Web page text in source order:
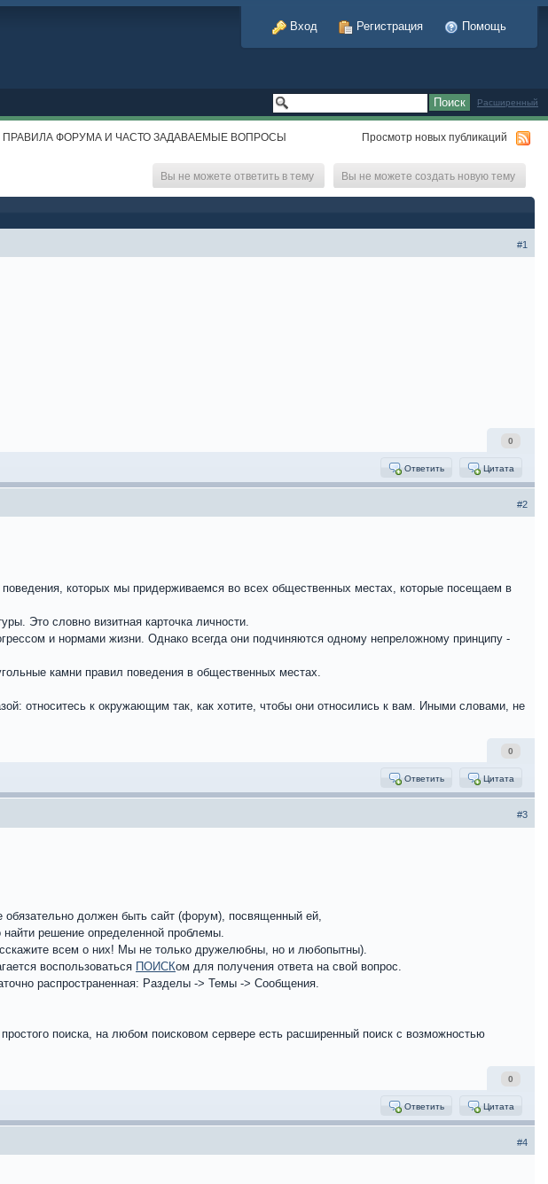
Вход Регистрация Помощь
Расширенный
ПРАВИЛА ФОРУМА И ЧАСТО ЗАДАВАЕМЫЕ ВОПРОСЫ Просмотр новых публикаций
Вы не можете создать новую тему
Вы не можете ответить в тему
#1
0
Цитата
Ответить
#2
которых мы придерживаемся во всех общественных местах, которые посещаем в
Это словно визитная карточка личности.
и нормами жизни. Однако всегда они подчиняются одному непреложному принципу -
камни правил поведения в общественных местах.
относитесь к окружающим так, как хотите, чтобы они относились к вам. Иными словами, не
0
Цитата
Ответить
#3
должен быть сайт (форум), посвященный ей,
решение определенной проблемы.
всем о них! Мы не только дружелюбны, но и любопытны).
воспользоваться ПОИСКом для получения ответа на свой вопрос.
распространенная: Разделы -> Темы -> Сообщения.
поиска, на любом поисковом сервере есть расширенный поиск с возможностью
0
Цитата
Ответить
#4